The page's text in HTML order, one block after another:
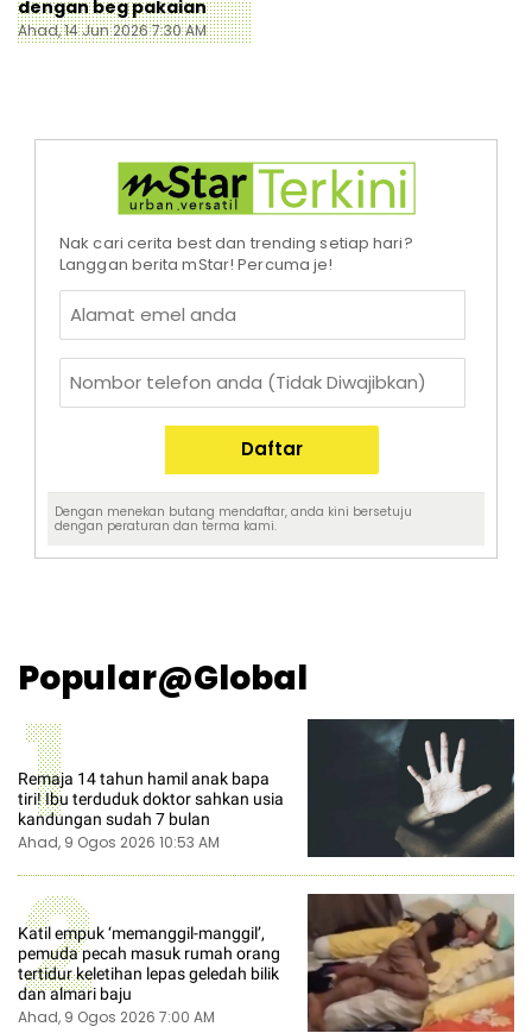
dengan beg pakaian
Ahad, 14 Jun 2026 7:30 AM
Nak cari cerita best dan trending setiap hari?
Langgan berita mStar! Percuma je!
Dengan menekan butang mendaftar, anda kini bersetuju
dengan peraturan dan terma kami.
Popular@Global
1
Remaja 14 tahun hamil anak bapa
tiri! Ibu terduduk doktor sahkan usia
kandungan sudah 7 bulan
Ahad, 9 Ogos 2026 10:53 AM
2
Katil empuk ‘memanggil-manggil’,
pemuda pecah masuk rumah orang
tertidur keletihan lepas geledah bilik
dan almari baju
Ahad, 9 Ogos 2026 7:00 AM